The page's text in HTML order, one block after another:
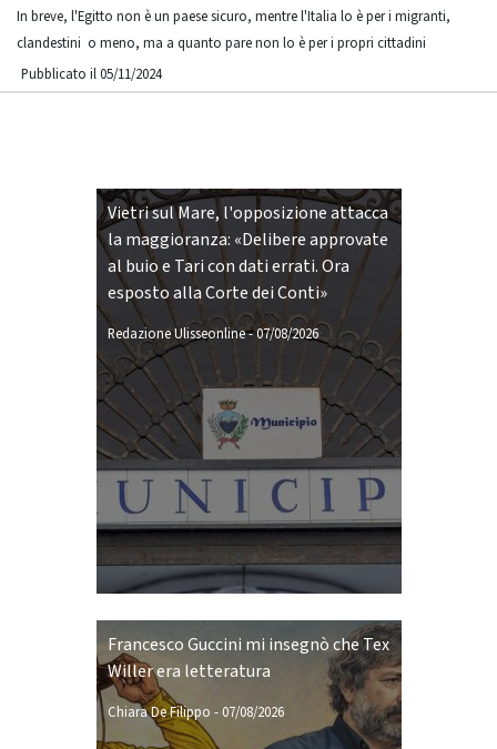
In breve, l'Egitto non è un paese sicuro, mentre l'Italia lo è per i migranti,
clandestini o meno, ma a quanto pare non lo è per i propri cittadini
Pubblicato il 05/11/2024
Vietri sul Mare, l'opposizione attacca
la maggioranza: «Delibere approvate
al buio e Tari con dati errati. Ora
esposto alla Corte dei Conti»
Redazione Ulisseonline-07/08/2026
Francesco Guccini mi insegnò che Tex
Willer era letteratura
Chiara De Filippo -07/08/2026